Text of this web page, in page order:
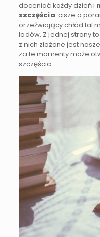
doceniać każdy dzień i
szczęścia: cisze o
orzeźwiający chłód fal
lodów. Z jednej strony
z nich złożone jest
za te momenty może
szczęścia.